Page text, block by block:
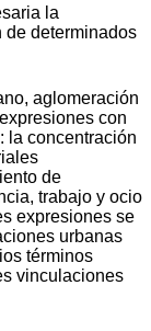
la
de determinados
aglomeración
con
la concentración
de
trabajo y ocio
expresiones se
urbanas
términos
vinculaciones